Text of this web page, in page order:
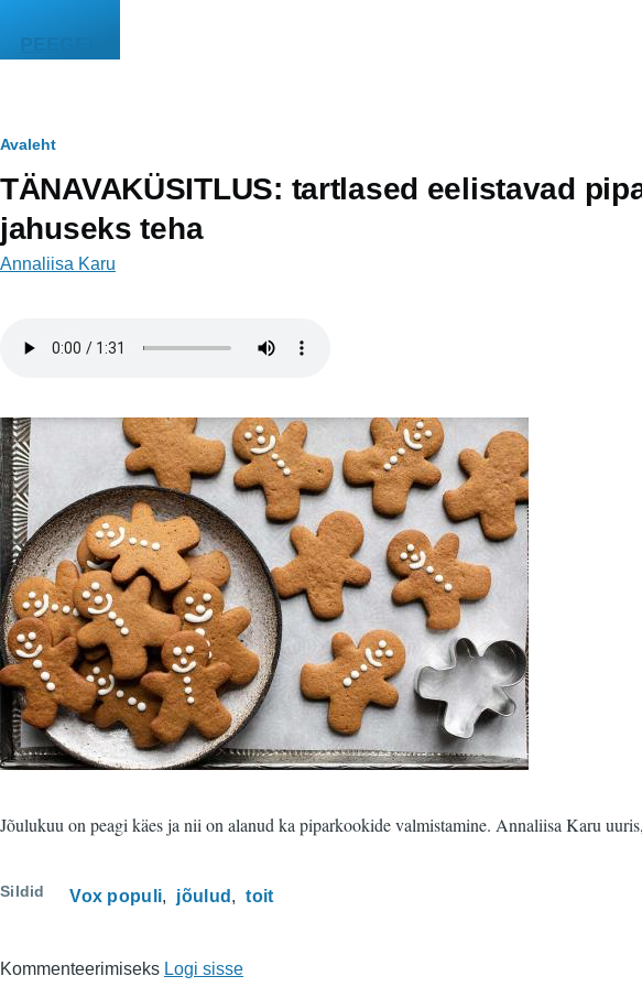
PEEGEL
Leivapuru
Avaleht
TÄNAVAKÜSITLUS: tartlased eelistavad
jahuseks teha
Annaliisa Karu
Jõulukuu on peagi käes ja nii on alanud ka piparkookide valmistamine. Annaliisa Karu
Sildid Vox populi jõulud toit
Kommenteerimiseks Logi sisse